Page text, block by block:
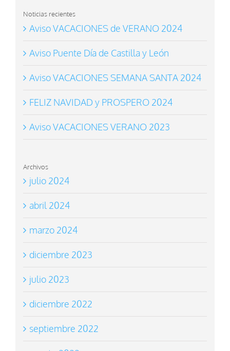
Noticias recientes
Aviso VACACIONES de VERANO 2024
Aviso Puente Día de Castilla y León
Aviso VACACIONES SEMANA SANTA 2024
FELIZ NAVIDAD y PROSPERO 2024
Aviso VACACIONES VERANO 2023
Archivos
julio 2024
abril 2024
marzo 2024
diciembre 2023
julio 2023
diciembre 2022
septiembre 2022